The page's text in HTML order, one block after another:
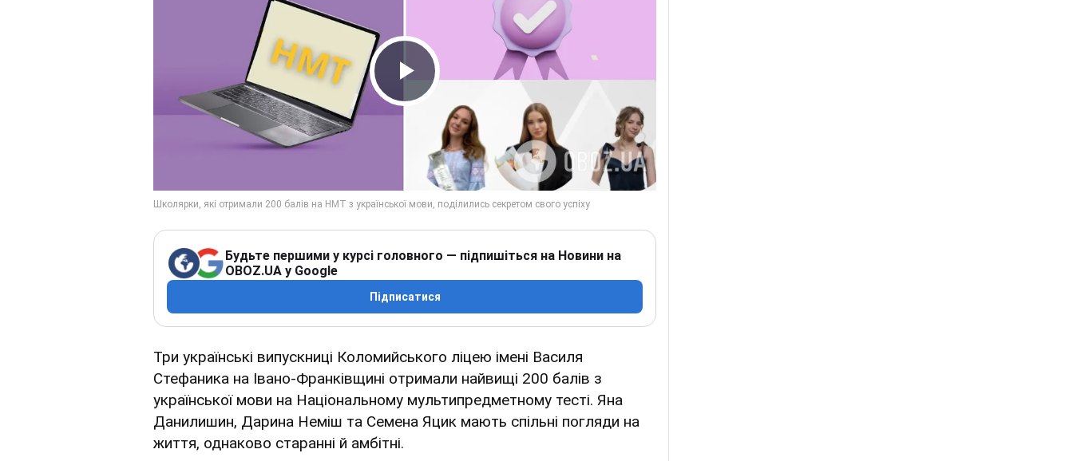
Play Video
Будьте першими у курсі головного — підпишіться на Новини на
OBOZ.UA у Google
Підписатися
Три українські випускниці Коломийського ліцею імені Василя
Стефаника на Івано-Франківщині отримали найвищі 200 балів з
української мови на Національному мультипредметному тесті. Яна
Данилишин, Дарина Неміш та Семена Яцик мають спільні погляди на
життя, однаково старанні й амбітні.